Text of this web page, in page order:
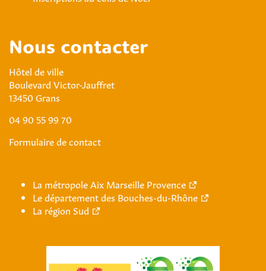
Nous contacter
Hôtel de ville
Boulevard Victor-Jauffret
13450 Grans
04 90 55 99 70
Formulaire de contact
La métropole Aix Marseille Provence
Le département des Bouches-du-Rhône
La région Sud